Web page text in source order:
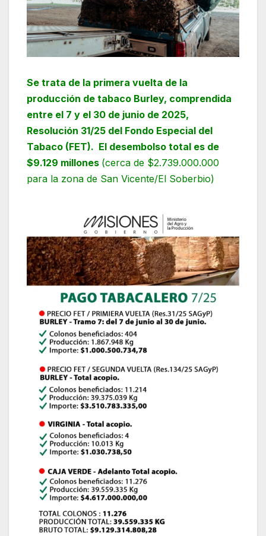
Se trata de la primera vuelta de la
producción de tabaco Burley, comprendida
entre el 7 y el 30 de junio de 2025,
Resolución 31/25 del Fondo Especial del
Tabaco (FET). El desembolso total es de
$9.129 millones (cerca de $2.739.000.000
para la zona de San Vicente/El Soberbio)